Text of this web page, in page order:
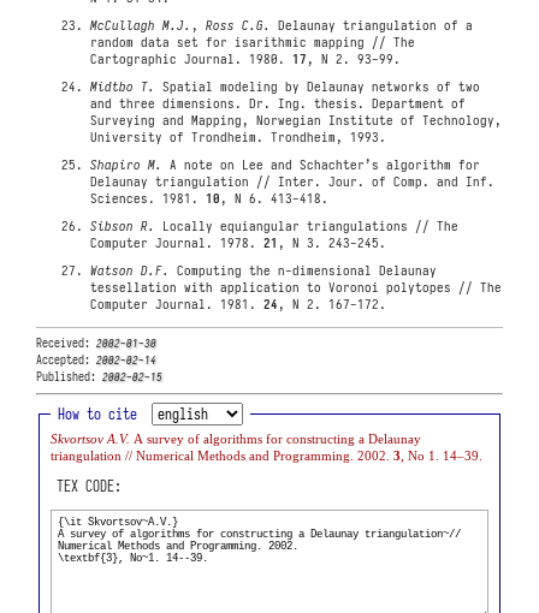
McCullagh M.J. ,Ross C.G.
Delaunay triangulation of a
random data set for isarithmic mapping // The
Cartographic Journal. 1980.17 , N 2. 93-99.
Midtbo T.
Spatial modeling by Delaunay networks of two
and three dimensions. Dr. Ing. thesis. Department of
Surveying and Mapping, Norwegian Institute of Technology,
University of Trondheim. Trondheim, 1993.
Shapiro M.
A note on Lee and Schachter’s algorithm for
Delaunay triangulation // Inter. Jour. of Comp. and Inf.
Sciences. 1981.10 , N 6. 413-418.
Sibson R.
Locally equiangular triangulations // The
Computer Journal. 1978.21 , N 3. 243-245.
Watson D.F.
Computing the n-dimensional Delaunay
tessellation with application to Voronoi polytopes // The
Computer Journal. 1981.24 , N 2. 167-172.
Received:2002-01-30
Accepted:2002-02-14
Published:2002-02-15
How to cite
Skvortsov A.V.A survey of algorithms for constructing a Delaunay
triangulation // Numerical Methods and Programming. 2002.3, No 1. 14–39.
TEX CODE: